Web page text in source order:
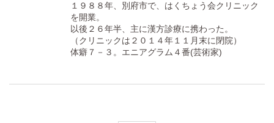
１９８８年、別府市で、はくちょう会クリニック
を開業。
以後２６年半、主に漢方診療に携わった。
（クリニックは２０１４年１１月末に閉院）
体癖７－３。エニアグラム４番(芸術家)